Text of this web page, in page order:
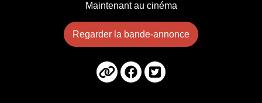
Maintenant au cinéma
Regarder la bande-annonce